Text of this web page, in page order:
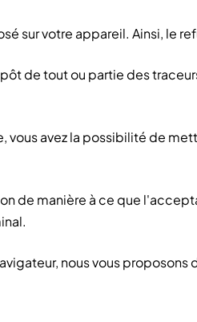
sur votre appareil. Ainsi, le
de tout ou partie des
avez la possibilité de
de manière à ce que
nous vous